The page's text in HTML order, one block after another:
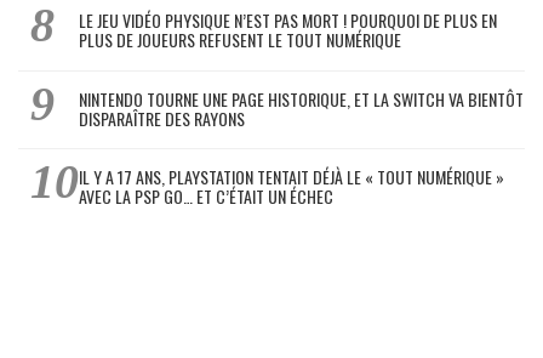
LE JEU VIDÉO PHYSIQUE N’EST PAS MORT ! POURQUOI DE PLUS EN
PLUS DE JOUEURS REFUSENT LE TOUT NUMÉRIQUE
NINTENDO TOURNE UNE PAGE HISTORIQUE, ET LA SWITCH VA BIENTÔT
DISPARAÎTRE DES RAYONS
IL Y A 17 ANS, PLAYSTATION TENTAIT DÉJÀ LE « TOUT NUMÉRIQUE »
AVEC LA PSP GO… ET C’ÉTAIT UN ÉCHEC